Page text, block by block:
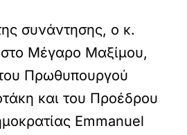
συνάντησης, ο κ.
Μέγαρο Μαξίμου,
Πρωθυπουργού
και του Προέδρου
Emmanuel